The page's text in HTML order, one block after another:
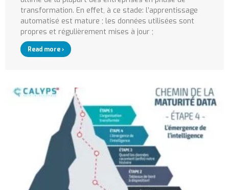
transformation. En effet, à ce stade: l’apprentissage
automatisé est mature ; les données utilisées sont
propres et régulièrement mises à jour ;
Read more ›